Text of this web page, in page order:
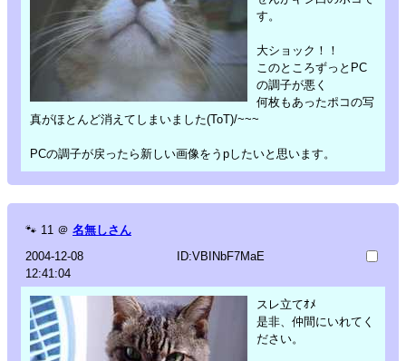
す。
大ショック！！
このところずっとPC
の調子が悪く
何枚もあったポコの写
真がほとんど消えてしまいました(ToT)/~~~
PCの調子が戻ったら新しい画像をうpしたいと思います。
🐾 11 ＠ 名無しさん
2004-12-08
12:41:04
ID:VBINbF7MaE
スレ立てｵﾒ
是非、仲間にいれてく
ださい。